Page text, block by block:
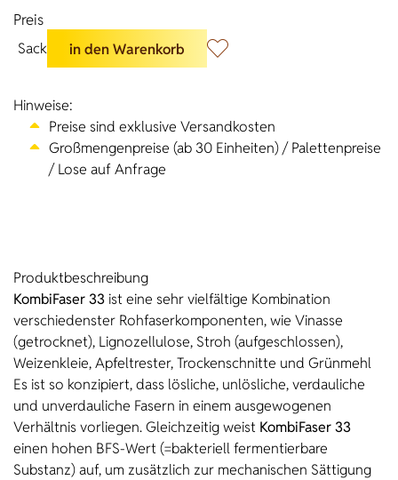
Preis
Sack in den Warenkorb
Hinweise:
Preise sind exklusive Versandkosten
Großmengenpreise (ab 30 Einheiten) / Palettenpreise
/ Lose auf Anfrage
Produkt­beschreibung
KombiFaser 33 ist eine sehr vielfältige Kombination
verschiedenster Rohfaserkomponenten, wie Vinasse
(getrocknet), Lignozellulose, Stroh (aufgeschlossen),
Weizenkleie, Apfeltrester, Trockenschnitte und Grünmehl
Es ist so konzipiert, dass lösliche, unlösliche, verdauliche
und unverdauliche Fasern in einem ausgewogenen
Verhältnis vorliegen. Gleichzeitig weist KombiFaser 33
einen hohen BFS-Wert (=bakteriell fermentierbare
Substanz) auf, um zusätzlich zur mechanischen Sättigung